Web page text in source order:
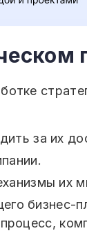
за их
их
бизнес-